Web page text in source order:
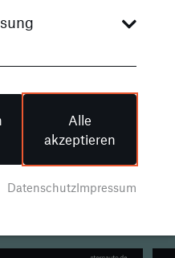
Alle
akzeptieren
DatenschutzImpressum